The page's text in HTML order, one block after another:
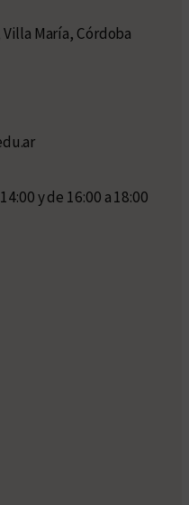
María, Córdoba
y de 16:00 a 18:00